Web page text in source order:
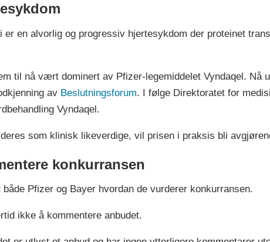
er en alvorlig og progressiv hjertesykdom der proteinet
til nå vært dominert av Pfizer-legemiddelet Vyndaqel. Nå
av Beslutningsforum. I følge Direktoratet for
Vyndaqel.
som klinisk likeverdige, vil prisen i praksis bli
konkurransen
både Pfizer og Bayer hvordan de vurderer konkurransen.
ikke å kommentere anbudet.